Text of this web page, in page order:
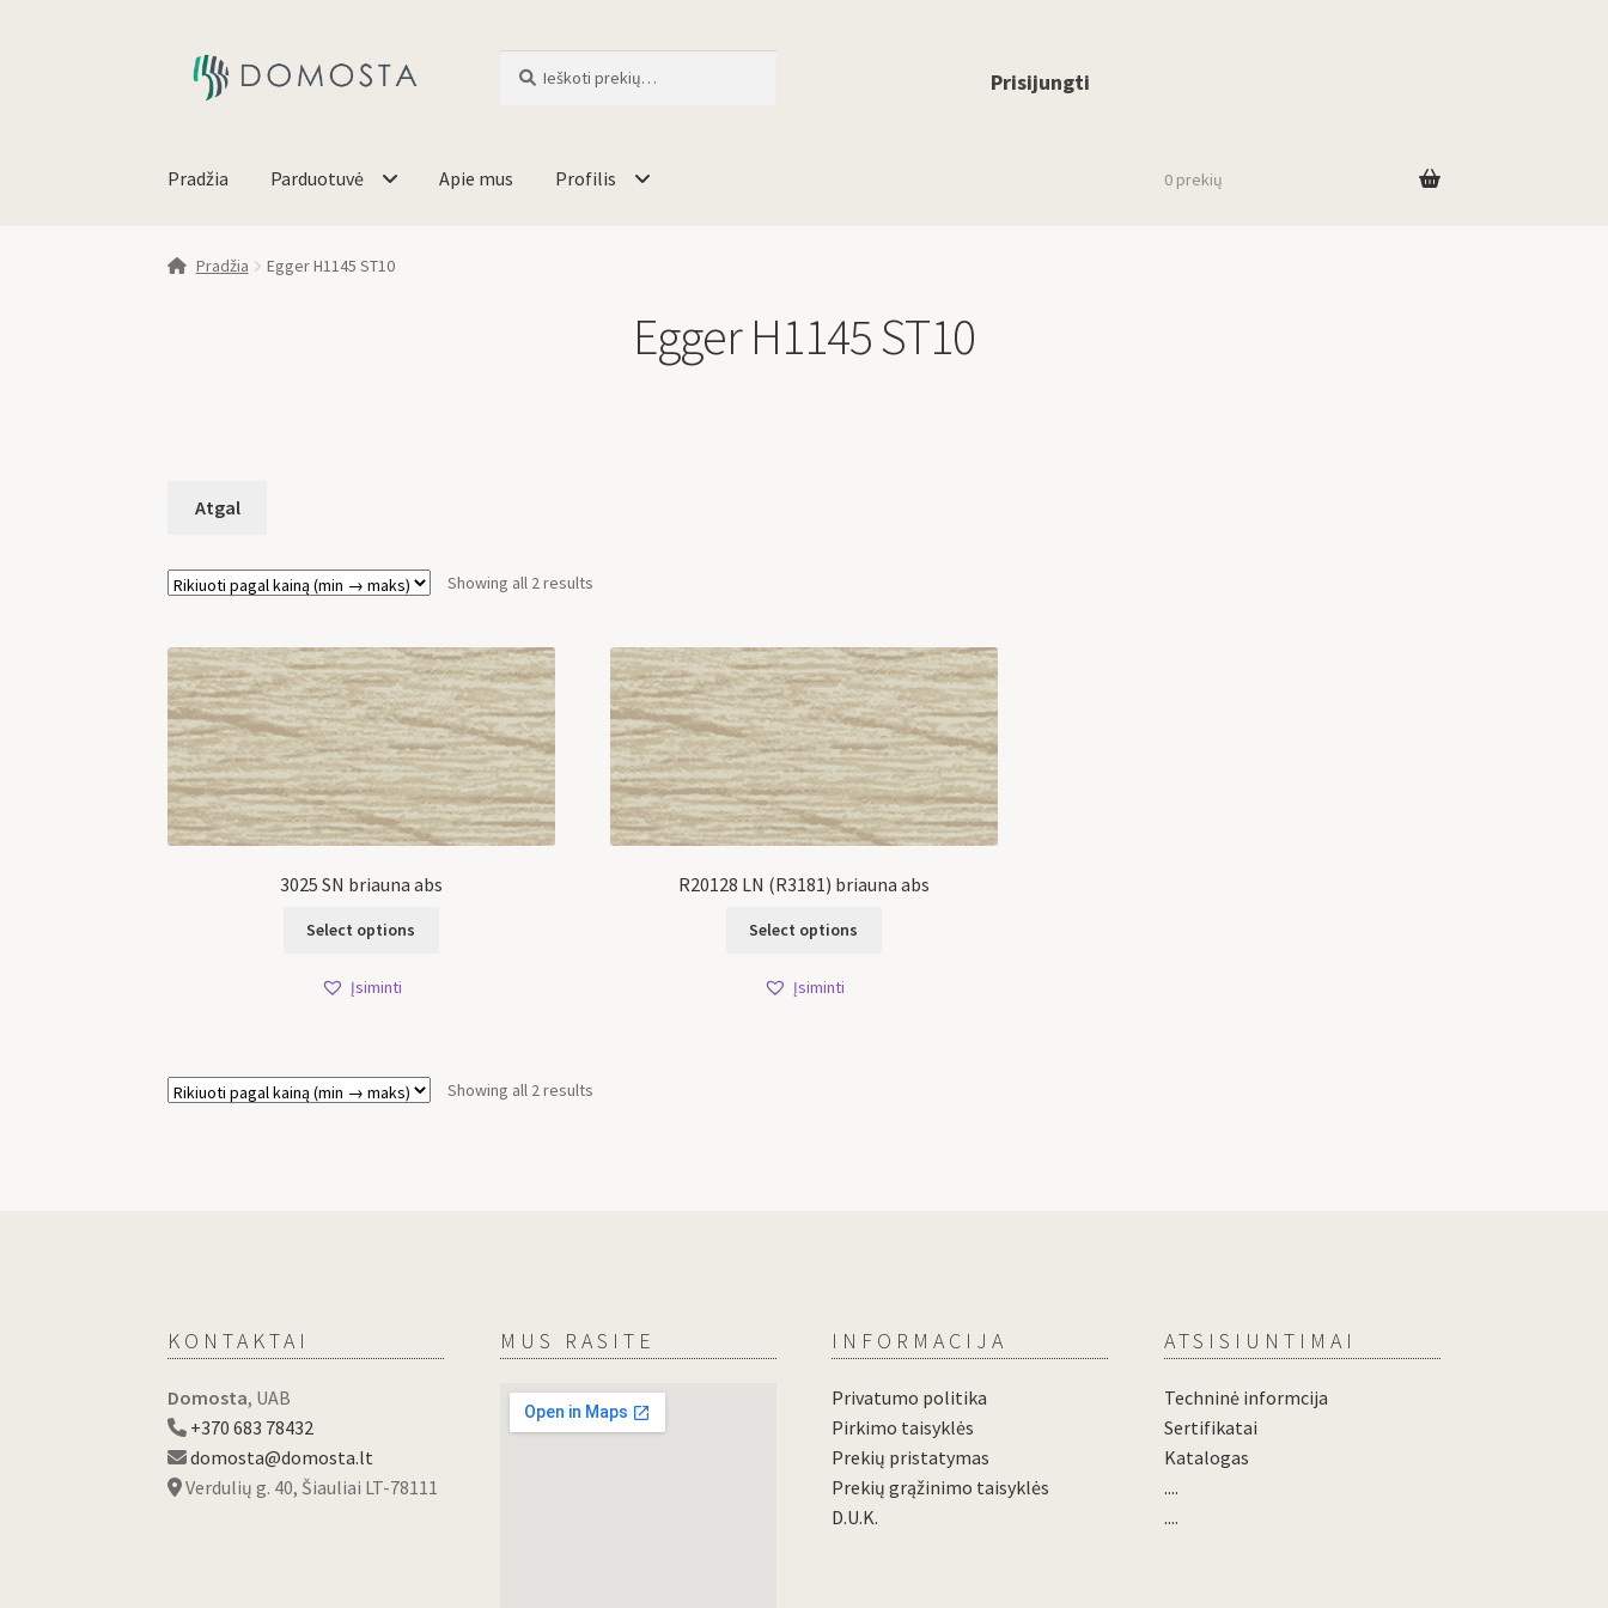
Prisijungti
Pradžia Parduotuvė Apie mus Profilis 0 prekių
Pradžia Egger H1145 ST10
Egger H1145 ST10
Showing all 2 results
3025 SN briauna abs
Select options
Įsiminti
R20128 LN (R3181) briauna abs
Select options
Įsiminti
Showing all 2 results
KONTAKTAI
Domosta, UAB
+370 683 78432
domosta@domosta.lt
Verdulių g. 40, Šiauliai LT-78111
MUS RASITE INFORMACIJA
Privatumo politika
Pirkimo taisyklės
Prekių pristatymas
Prekių grąžinimo taisyklės
D.U.K.
ATSISIUNTIMAI
Techninė informcija
Sertifikatai
Katalogas
....
....